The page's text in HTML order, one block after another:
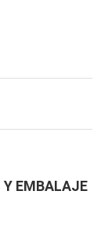
Y EMBALAJE